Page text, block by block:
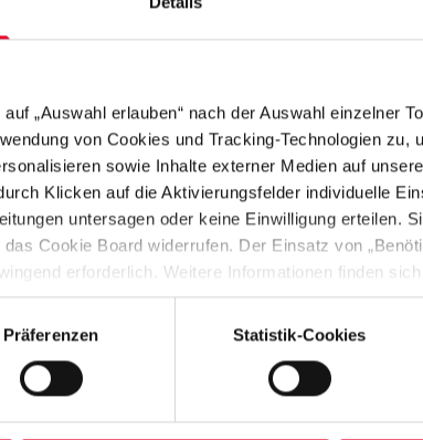
„Auswahl erlauben“ nach der Auswahl einzelner
von Cookies und Tracking-Technologien zu,
sowie Inhalte externer Medien auf
Klicken auf die Aktivierungsfelder individuelle
untersagen oder keine Einwilligung erteilen.
Cookie Board widerrufen. Der Einsatz von
erforderlich. Weitere Informationen finden
“).
Präferenzen Statistik-Cookies
an Unterstützern ermöglicht nun 34
für die Integration von
in den Arbeitsmarkt anbieten, oder KochKultur,
aus Weinheim. Sie bietet die Möglichkeit,
eigenen Herd kennenzulernen und gibt
sich durch ihre (Koch-)Kultur in die Gesellschaft
der Projektverantwortlichen haben die Ideen
und Unterstützung erfahren. Diese
hilft dabei, Integration in der
freuen uns, dass so viele Projekte im Rennen